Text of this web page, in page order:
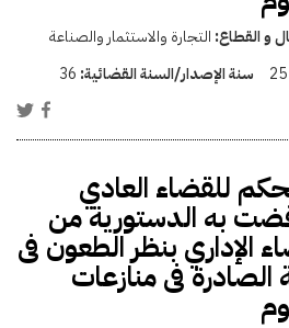
و القطاع: التجارة والاستثمار والصناعة
25 سنة الإصدار/السنة القضائية: 36
للقضاء العادي
به الدستورية من
الإداري بنظر الطعون فى
الصادرة فى منازعات